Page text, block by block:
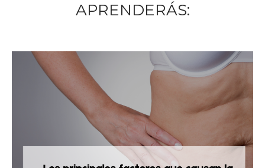
APRENDERÁS: